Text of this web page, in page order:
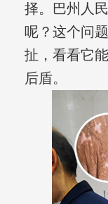
择。巴州人
呢？这个问
扯，看看它
后盾。